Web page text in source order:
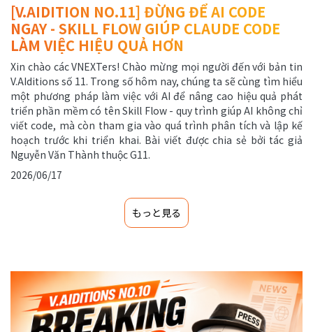
[V.AIDITION NO.11] ĐỪNG ĐỂ AI CODE
NGAY - SKILL FLOW GIÚP CLAUDE CODE
LÀM VIỆC HIỆU QUẢ HƠN
Xin chào các VNEXTers! Chào mừng mọi người đến với bản tin
V.AIditions số 11. Trong số hôm nay, chúng ta sẽ cùng tìm hiểu
một phương pháp làm việc với AI để nâng cao hiệu quả phát
triển phần mềm có tên Skill Flow - quy trình giúp AI không chỉ
viết code, mà còn tham gia vào quá trình phân tích và lập kế
hoạch trước khi triển khai. Bài viết được chia sẻ bởi tác giả
Nguyễn Văn Thành thuộc G11.
2026/06/17
もっと見る